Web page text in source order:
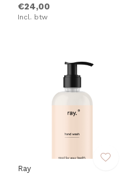
€24,00
Incl. btw
Ray